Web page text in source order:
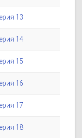
13
14
15
16
17
18